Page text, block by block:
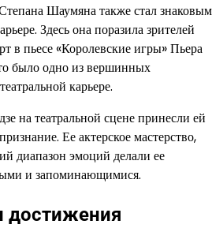
Шаумяна также стал знаковым
Здесь она поразила зрителей
в пьесе «Королевские игры» Пьера
было одно из вершинных
карьере.
на театральной сцене принесли ей
Ее актерское мастерство,
диапазон эмоций делали ее
и запоминающимися.
достижения